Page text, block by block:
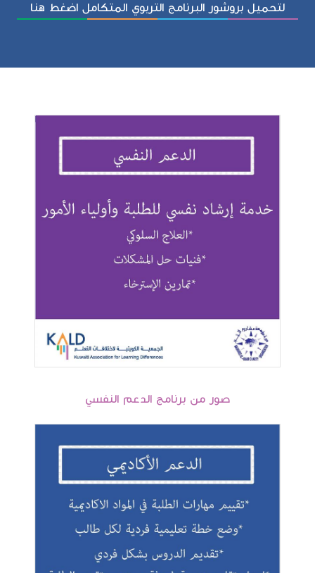
لتحميل بروشور البرنامج التربوي المتكامل اضغط هنا
صور من برنامج الدعم النفسي